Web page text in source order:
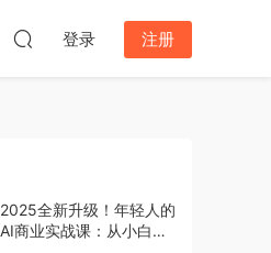
登录 注册
2025全新升级！年轻人的
AI商业实战课：从小白到